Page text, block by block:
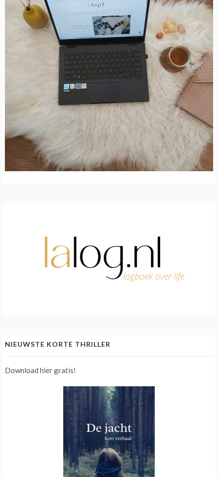
NIEUWSTE KORTE THRILLER
Download hier gratis!